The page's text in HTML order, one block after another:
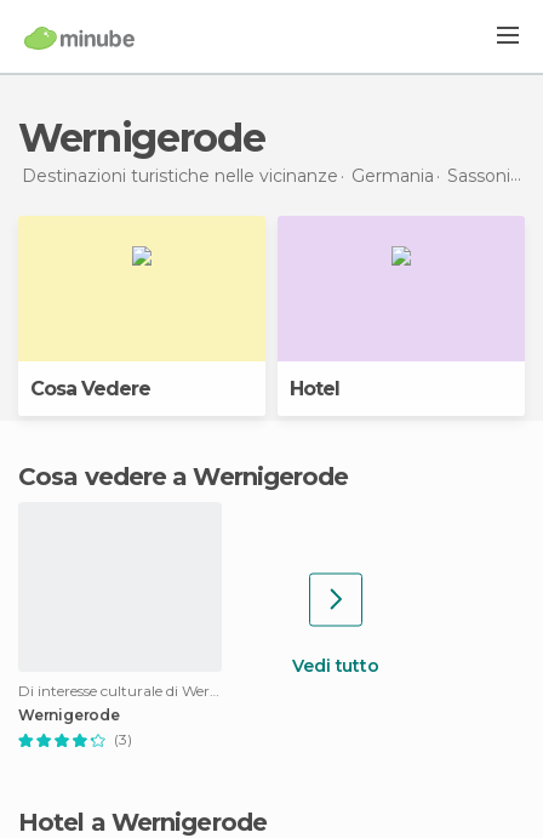
Wernigerode
Destinazioni turistiche nelle vicinanze Germania Sassonia-Anhalt
Cosa Vedere Hotel
Cosa vedere a Wernigerode
Di interesse culturale di Wernigerode
Wernigerode
(3)
Vedi tutto
Hotel a Wernigerode